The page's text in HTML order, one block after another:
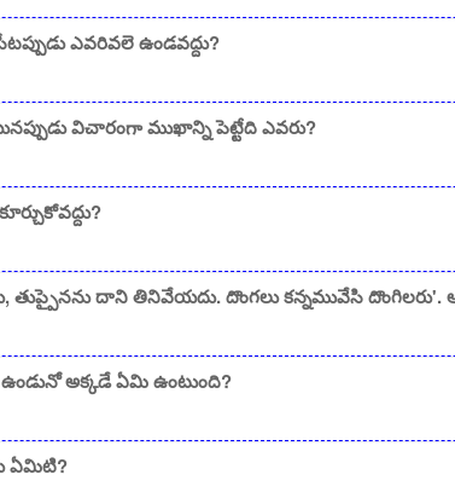
ఎవరివలె ఉండవద్దు?
విచారంగా ముఖాన్ని పెట్టేది ఎవరు?
దాని తినివేయదు. దొంగలు కన్నమువేసి దొంగిలరు'.
అక్కడే ఏమి ఉంటుంది?
ఏమిటి?